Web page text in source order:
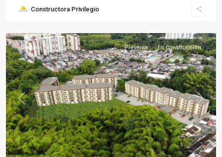
Constructora Privilegio
Occidente,
Previous Next
Destacado Preventa En Construcción